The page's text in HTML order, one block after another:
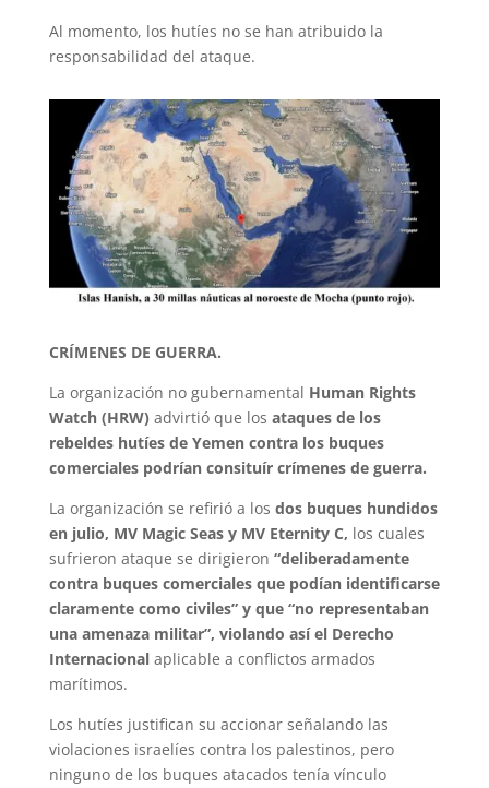
Al momento, los hutíes no se han atribuido la
responsabilidad del ataque.
CRÍMENES DE GUERRA.
La organización no gubernamental Human Rights
Watch (HRW) advirtió que los ataques de los
rebeldes hutíes de Yemen contra los buques
comerciales podrían consituír crímenes de guerra.
La organización se refirió a los dos buques hundidos
en julio, MV Magic Seas y MV Eternity C, los cuales
sufrieron ataque se dirigieron “deliberadamente
contra buques comerciales que podían identificarse
claramente como civiles” y que “no representaban
una amenaza militar”, violando así el Derecho
Internacionalaplicable a conflictos armados
marítimos.
Los hutíes justifican su accionar señalando las
violaciones israelíes contra los palestinos, pero
ninguno de los buques atacados tenía vínculo